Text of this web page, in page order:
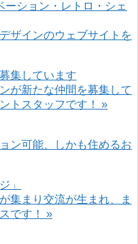
ザインのウェブサイトを
が新たな仲間を募集して
トスタッフです！ »
ン可能、しかも住めるお
集まり交流が生まれ、ま
です！ »